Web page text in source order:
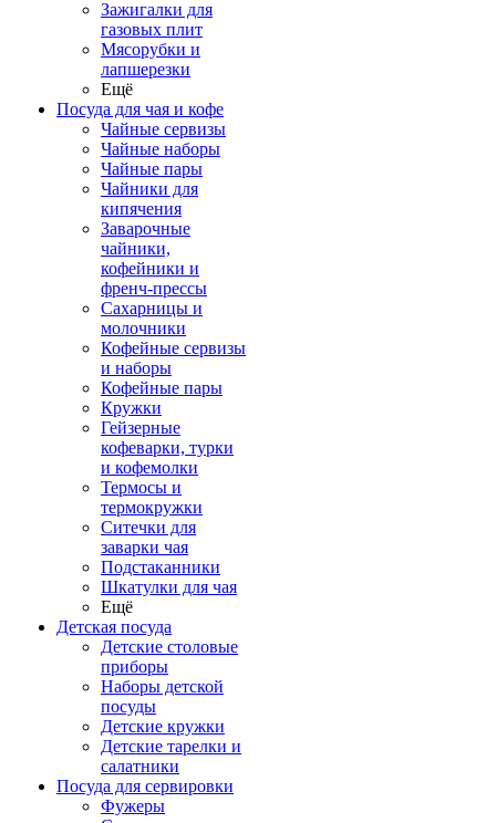
Зажигалки для
газовых плит
Мясорубки и
лапшерезки
Ещё
Посуда для чая и кофе
Чайные сервизы
Чайные наборы
Чайные пары
Чайники для
кипячения
Заварочные
чайники,
кофейники и
френч-прессы
Сахарницы и
молочники
Кофейные сервизы
и наборы
Кофейные пары
Кружки
Гейзерные
кофеварки, турки
и кофемолки
Термосы и
термокружки
Ситечки для
заварки чая
Подстаканники
Шкатулки для чая
Ещё
Детская посуда
Детские столовые
приборы
Наборы детской
посуды
Детские кружки
Детские тарелки и
салатники
Посуда для сервировки
Фужеры